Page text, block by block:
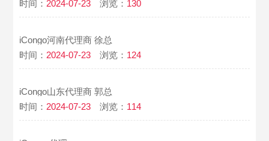
时间： 2024-07-23 浏览： 130
iCongo河南代理商 徐总
时间： 2024-07-23 浏览： 124
iCongo山东代理商 郭总
时间： 2024-07-23 浏览： 114